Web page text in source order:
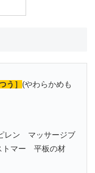
う］ (やわらかめも
レン マッサージブ
トマー 平板の材